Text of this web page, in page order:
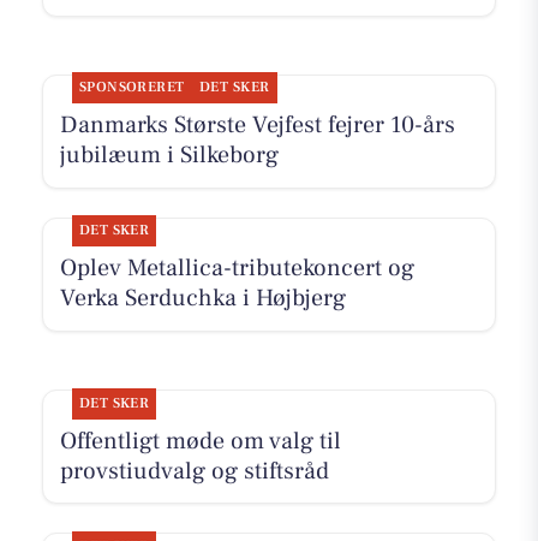
SPONSORERET DET SKER
Danmarks Største Vejfest fejrer 10-års
jubilæum i Silkeborg
DET SKER
Oplev Metallica-tributekoncert og
Verka Serduchka i Højbjerg
DET SKER
Offentligt møde om valg til
provstiudvalg og stiftsråd